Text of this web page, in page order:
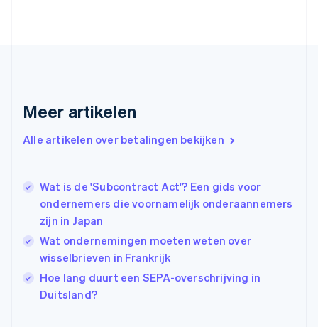
Meer artikelen
Alle artikelen over betalingen bekijken
Wat is de 'Subcontract Act'? Een gids voor
ondernemers die voornamelijk onderaannemers
zijn in Japan
Wat ondernemingen moeten weten over
wisselbrieven in Frankrijk
Hoe lang duurt een SEPA-overschrijving in
Duitsland?
Griekenland
Hongarije
English 简体中文
Ierland
English
India
English
Italië
Italiano English
日本語English